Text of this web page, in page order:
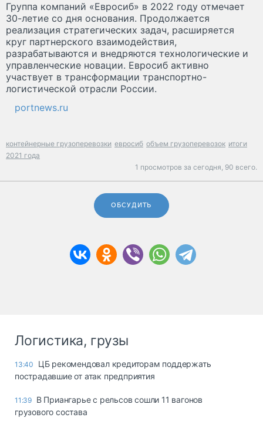
Группа компаний «Евросиб» в 2022 году отмечает
30-летие со дня основания. Продолжается
реализация стратегических задач, расширяется
круг партнерского взаимодействия,
разрабатываются и внедряются технологические и
управленческие новации. Евросиб активно
участвует в трансформации транспортно-
логистической отрасли России.
portnews.ru
контейнерные грузоперевозки евросиб объем грузоперевозок итоги
2021 года
1 просмотров за сегодня, 90 всего.
ОБСУДИТЬ
Логистика, грузы
13:40
ЦБ рекомендовал кредиторам поддержать
пострадавшие от атак предприятия
11:39 В Приангарье с рельсов сошли 11 вагонов
грузового состава